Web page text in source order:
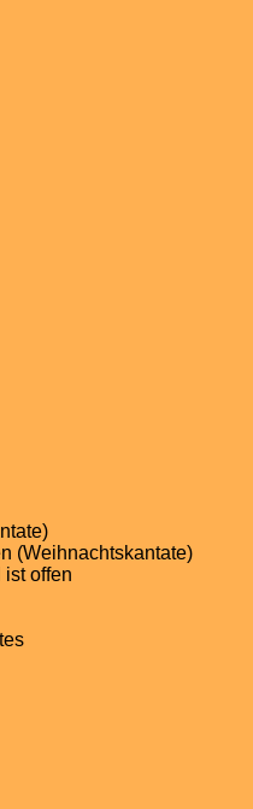
(Weihnachtskantate)
ist offen